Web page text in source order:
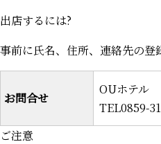
出店するには?
事前に氏名、住所、連絡先の登
お問合せ
OUホテル
TEL0859-
ご注意